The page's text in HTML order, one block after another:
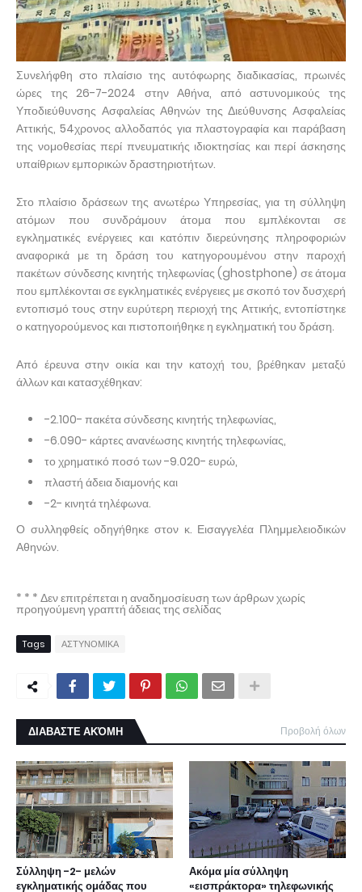
Συνελήφθη στο πλαίσιο της αυτόφωρης διαδικασίας, πρωινές
ώρες της 26-7-2024 στην Αθήνα, από αστυνομικούς της
Υποδιεύθυνσης Ασφαλείας Αθηνών της Διεύθυνσης Ασφαλείας
Αττικής, 54χρονος αλλοδαπός για πλαστογραφία και παράβαση
της νομοθεσίας περί πνευματικής ιδιοκτησίας και περί άσκησης
υπαίθριων εμπορικών δραστηριοτήτων.
Στο πλαίσιο δράσεων της ανωτέρω Υπηρεσίας, για τη σύλληψη
ατόμων που συνδράμουν άτομα που εμπλέκονται σε
εγκληματικές ενέργειες και κατόπιν διερεύνησης πληροφοριών
αναφορικά με τη δράση του κατηγορουμένου στην παροχή
πακέτων σύνδεσης κινητής τηλεφωνίας (ghostphone) σε άτομα
που εμπλέκονται σε εγκληματικές ενέργειες με σκοπό τον δυσχερή
εντοπισμό τους στην ευρύτερη περιοχή της Αττικής, εντοπίστηκε
ο κατηγορούμενος και πιστοποιήθηκε η εγκληματική του δράση.
Από έρευνα στην οικία και την κατοχή του, βρέθηκαν μεταξύ
άλλων και κατασχέθηκαν:
-2.100- πακέτα σύνδεσης κινητής τηλεφωνίας,
-6.090- κάρτες ανανέωσης κινητής τηλεφωνίας,
το χρηματικό ποσό των -9.020- ευρώ,
πλαστή άδεια διαμονής και
-2- κινητά τηλέφωνα.
Ο συλληφθείς οδηγήθηκε στον κ. Εισαγγελέα Πλημμελειοδικών
Αθηνών.
* * * Δεν επιτρέπεται η αναδημοσίευση των άρθρων χωρίς
προηγούμενη γραπτή άδειας της σελίδας
Tags ΑΣΤΥΝΟΜΙΚΑ
ΔΙΑΒΑΣΤΕ ΑΚΌΜΗ Προβολή όλων
Σύλληψη -2- μελών
εγκληματικής ομάδας που
Ακόμα μία σύλληψη
«εισπράκτορα» τηλεφωνικής